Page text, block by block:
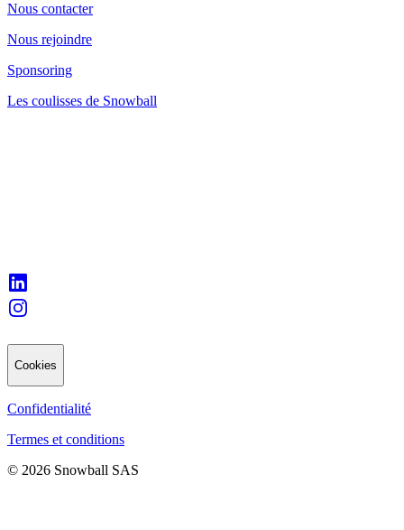
Nous contacter
Nous rejoindre
Sponsoring
Les coulisses de Snowball
Cookies
Confidentialité
Termes et conditions
© 2026 Snowball SAS